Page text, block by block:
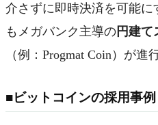
介さずに即時決済を可能
もメガバンク主導の 円建
（例：Progmat Coin）が進
■ビットコインの採用事例